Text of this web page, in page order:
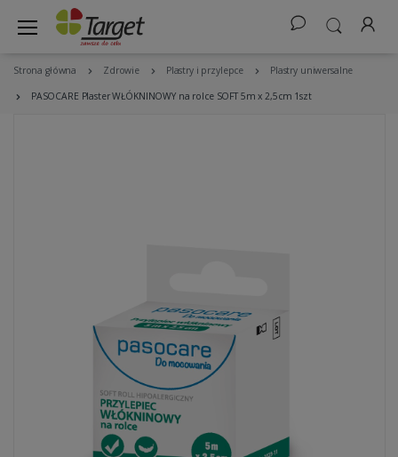
Strona główna Zdrowie Plastry i przylepce Plastry uniwersalne
PASOCARE Plaster WŁÓKNINOWY na rolce SOFT 5m x 2,5cm 1szt